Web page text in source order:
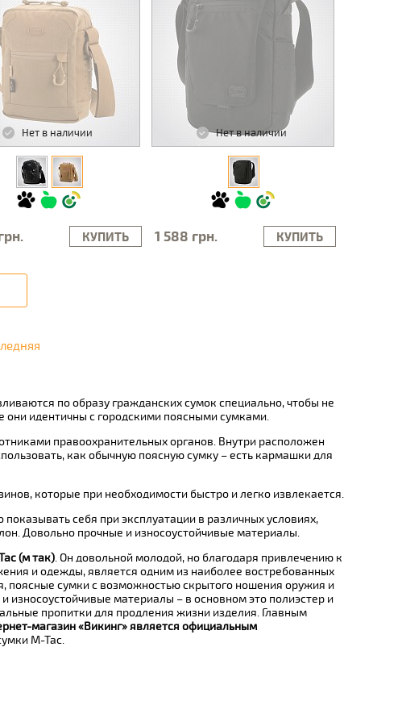
Нет в наличии
КУПИТЬ
Нет в наличии
1 588 грн. КУПИТЬ
по образу гражданских сумок специально, чтобы не
идентичны с городскими поясными сумками.
правоохранительных органов. Внутри расположен
как обычную поясную сумку – есть кармашки для
которые при необходимости быстро и легко извлекается.
себя при эксплуатации в различных условиях,
Довольно прочные и износоустойчивые материалы.
(м так). Он довольной молодой, но благодаря привлечению к
и одежды, является одним из наиболее востребованных
поясные сумки с возможностью скрытого ношения оружия и
износоустойчивые материалы – в основном это полиэстер и
пропитки для продления жизни изделия. Главным
магазин «Викинг» является официальным
M-Tac.